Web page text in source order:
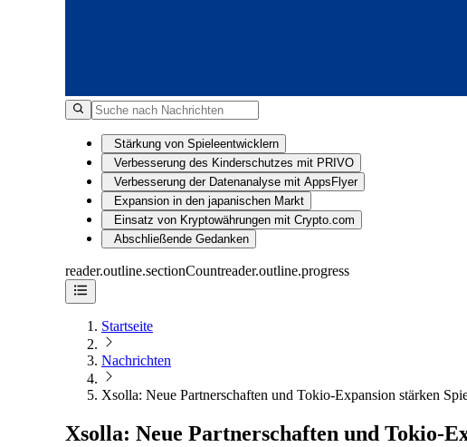
Stärkung von Spieleentwicklern
Verbesserung des Kinderschutzes mit PRIVO
Verbesserung der Datenanalyse mit AppsFlyer
Expansion in den japanischen Markt
Einsatz von Kryptowährungen mit Crypto.com
Abschließende Gedanken
reader.outline.sectionCountreader.outline.progress
Startseite
Nachrichten
Xsolla: Neue Partnerschaften und Tokio-Expansion stärken
Xsolla: Neue Partnerschaften und Tokio-